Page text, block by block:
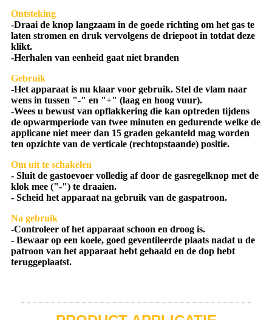
Ontsteking
-Draai de knop langzaam in de goede richting om het gas te
laten stromen en druk vervolgens de driepoot in totdat deze
klikt.
-Herhalen van eenheid gaat niet branden
Gebruik
-Het apparaat is nu klaar voor gebruik. Stel de vlam naar
wens in tussen "-" en "+" (laag en hoog vuur).
-Wees u bewust van opflakkering die kan optreden tijdens
de opwarmperiode van twee minuten en gedurende welke de
applicane niet meer dan 15 graden gekanteld mag worden
ten opzichte van de verticale (rechtopstaande) positie.
Om uit te schakelen
- Sluit de gastoevoer volledig af door de gasregelknop met de
klok mee ("-") te draaien.
- Scheid het apparaat na gebruik van de gaspatroon.
Na gebruik
-Controleer of het apparaat schoon en droog is.
- Bewaar op een koele, goed geventileerde plaats nadat u de
patroon van het apparaat hebt gehaald en de dop hebt
teruggeplaatst.